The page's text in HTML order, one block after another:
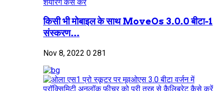
किसी भी मोबाइल के साथ MoveOs 3.0.0 बीटा-1
संस्करण...
Nov 8, 2022 0 281